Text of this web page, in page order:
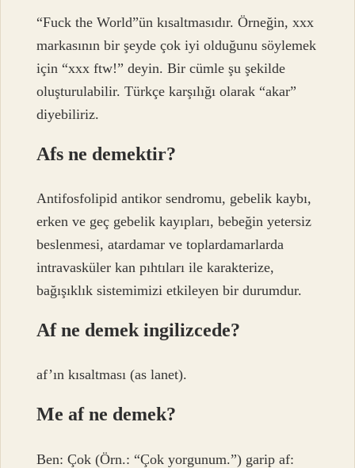
“Fuck the World”ün kısaltmasıdır. Örneğin, xxx
markasının bir şeyde çok iyi olduğunu söylemek
için “xxx ftw!” deyin. Bir cümle şu şekilde
oluşturulabilir. Türkçe karşılığı olarak “akar”
diyebiliriz.
Afs ne demektir?
Antifosfolipid antikor sendromu, gebelik kaybı,
erken ve geç gebelik kayıpları, bebeğin yetersiz
beslenmesi, atardamar ve toplardamarlarda
intravasküler kan pıhtıları ile karakterize,
bağışıklık sistemimizi etkileyen bir durumdur.
Af ne demek ingilizcede?
af’ın kısaltması (as lanet).
Me af ne demek?
Ben: Çok (Örn.: “Çok yorgunum.”) garip af: